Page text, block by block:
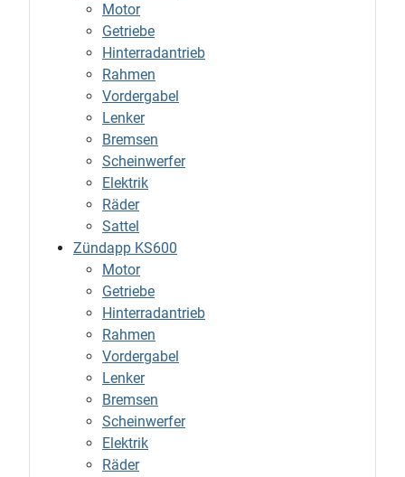
Motor
Getriebe
Hinterradantrieb
Rahmen
Vordergabel
Lenker
Bremsen
Scheinwerfer
Elektrik
Räder
Sattel
Zündapp KS600
Motor
Getriebe
Hinterradantrieb
Rahmen
Vordergabel
Lenker
Bremsen
Scheinwerfer
Elektrik
Räder